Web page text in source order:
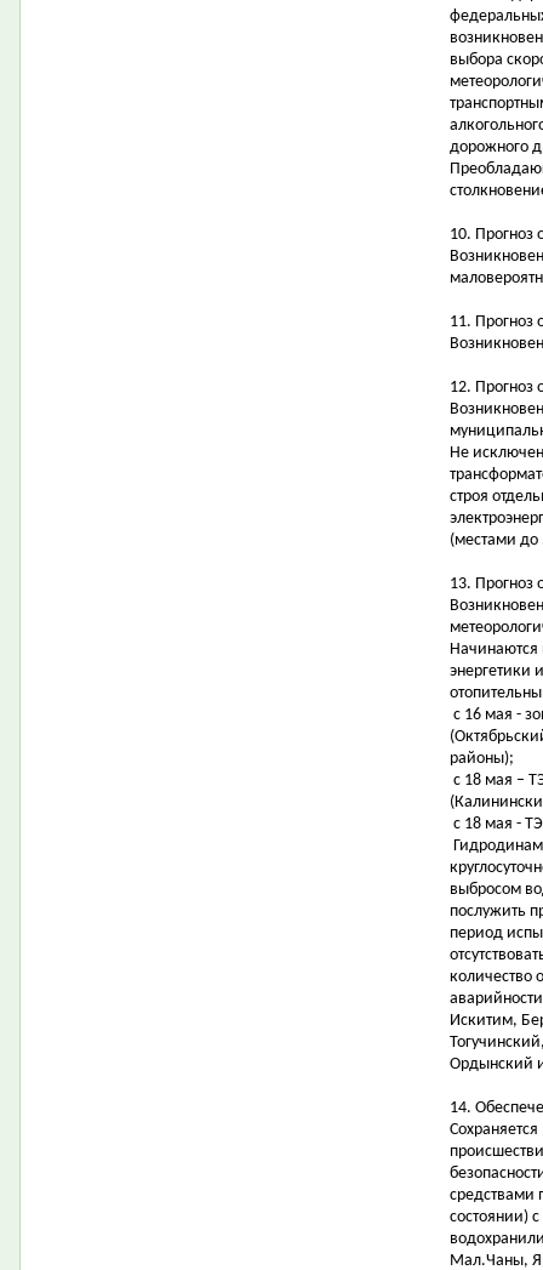
выбора
дорожного
10. Прогноз
11. Прогноз
12. Прогноз
Не
строя
(местами до
13. Прогноз
Начинаются
энергетики
с 16 мая -
районы);
с 18 мая –
с 18 мая -
выбросом
послужить
период
количество
Искитим,
Ордынский
14.
средствами
состоянии)
Мал.Чаны,